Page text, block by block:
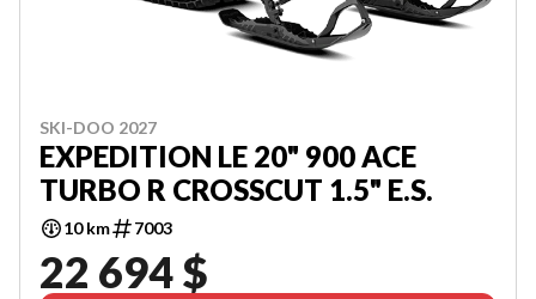
SKI-DOO 2027
EXPEDITION LE 20" 900 ACE
TURBO R CROSSCUT 1.5" E.S.
10 km 7003
22 694 $